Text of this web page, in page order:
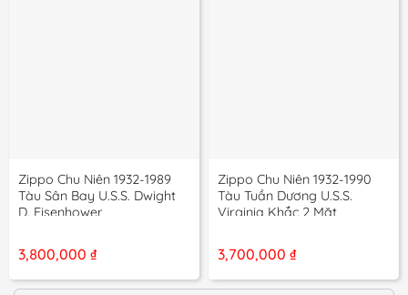
Zippo Chu Niên 1932-1989
Tàu Sân Bay U.S.S. Dwight
D. Eisenhower
3,800,000 ₫
Zippo Chu Niên 1932-1990
Tàu Tuần Dương U.S.S.
Virginia Khắc 2 Mặt
3,700,000 ₫